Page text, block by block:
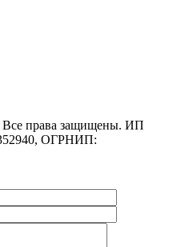
права защищены. ИП
ОГРНИП: